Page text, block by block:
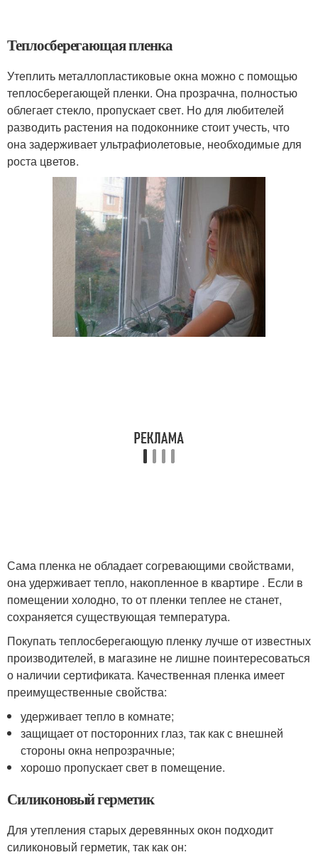
Теплосберегающая пленка
Утеплить металлопластиковые окна можно с помощью
теплосберегающей пленки. Она прозрачна, полностью
облегает стекло, пропускает свет. Но для любителей
разводить растения на подоконнике стоит учесть, что
она задерживает ультрафиолетовые, необходимые для
роста цветов.
Сама пленка не обладает согревающими свойствами,
она удерживает тепло, накопленное в квартире . Если в
помещении холодно, то от пленки теплее не станет,
сохраняется существующая температура.
Покупать теплосберегающую пленку лучше от известных
производителей, в магазине не лишне поинтересоваться
о наличии сертификата. Качественная пленка имеет
преимущественные свойства:
удерживает тепло в комнате;
защищает от посторонних глаз, так как с внешней
стороны окна непрозрачные;
хорошо пропускает свет в помещение.
Силиконовый герметик
Для утепления старых деревянных окон подходит
силиконовый герметик, так как он: